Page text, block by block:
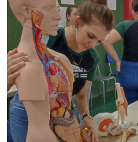
I.nova
Diplomados
Cultura
CPA